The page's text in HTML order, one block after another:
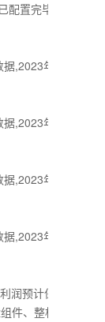
置完毕,
,2023年
,2023年
,2023年
,2023年
润预计保
件、整机